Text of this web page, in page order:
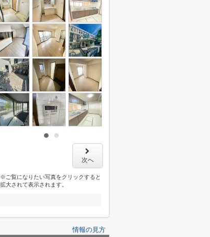
次へ
※ご覧になりたい写真をクリックすると
拡大されて表示されます。
情報の見方